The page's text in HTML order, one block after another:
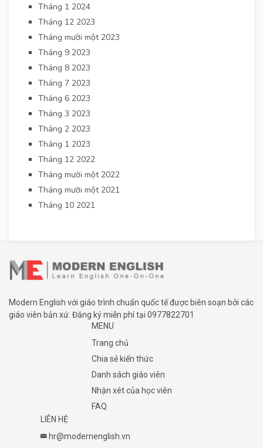
Tháng 1 2024
Tháng 12 2023
Tháng mười một 2023
Tháng 9 2023
Tháng 8 2023
Tháng 7 2023
Tháng 6 2023
Tháng 3 2023
Tháng 2 2023
Tháng 1 2023
Tháng 12 2022
Tháng mười một 2022
Tháng mười một 2021
Tháng 10 2021
Modern English với giáo trình chuẩn quốc tế được biên soạn bởi các
giáo viên bản xứ. Đăng ký miễn phí tại 0977822701
MENU
Trang chủ
Chia sẻ kiến thức
Danh sách giáo viên
Nhận xét của học viên
FAQ
LIÊN HỆ
hr@modernenglish.vn